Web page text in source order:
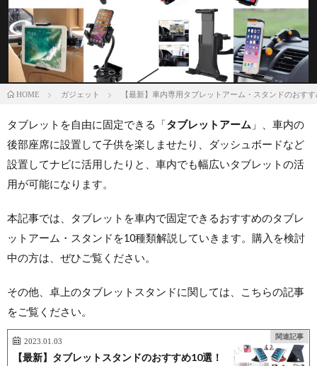
HOME ガジェット 【最新】車内専用タブレットアーム・スタンドのおす
タブレットを自由に固定できる「タブレットアーム 」、車内の
後部座席に設置して子供を楽しませたり、ダッシュボードなど
設置してナビに活用したりと、車内でも幅広いタブレットの活
用が可能になります。
本記事では、タブレットを車内で固定できるおすすめのタブレ
ットアーム・スタンドを10種類解説していきます。購入を検討
中の方は、ぜひご覧ください。
その他、卓上のタブレットスタンドに関しては、こちらの記事
をご覧ください。
関連記事
2023.01.03
【最新】タブレットスタンドのおすすめ10選！